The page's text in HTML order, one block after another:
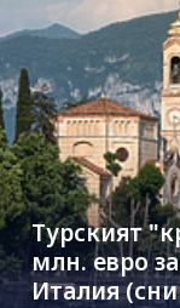
Турският
млн. евро
Италия